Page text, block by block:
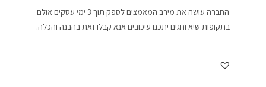
החברה עושה את מירב המאמצים לספק תוך 3 ימי עסקים אולם
בתקופות שיא וחגים יתכנו עיכובים אנא קבלו זאת בהבנה והכלה.